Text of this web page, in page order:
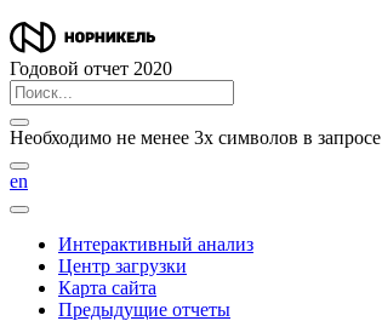
Годовой отчет 2020
Необходимо не менее 3х символов в запросе
en
Интерактивный анализ
Центр загрузки
Карта сайта
Предыдущие отчеты